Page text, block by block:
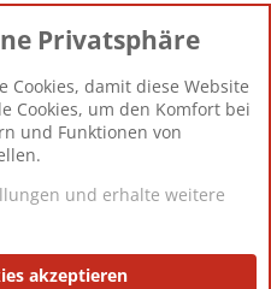
12.425
Toddster85
Impressum
Privatsphäre
Cookies, damit diese Website
Cookies, um den Komfort bei
und Funktionen von
und erhalte weitere
akzeptieren